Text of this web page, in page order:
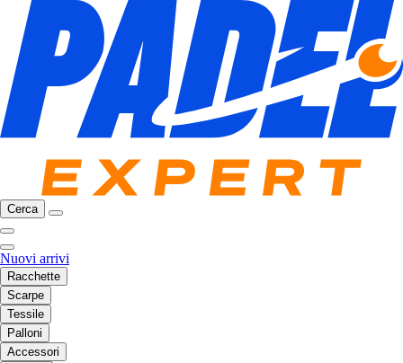
Cerca
Nuovi arrivi
Racchette
Scarpe
Tessile
Palloni
Accessori